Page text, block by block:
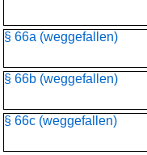
§ 66a (weggefallen)
§ 66b (weggefallen)
§ 66c (weggefallen)